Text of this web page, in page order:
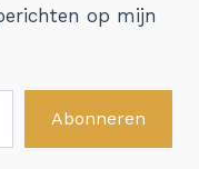
op mijn
Abonneren